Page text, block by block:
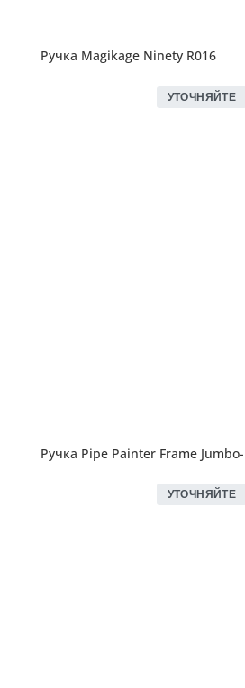
Ручка Magikage Ninety R016
УТОЧНЯЙТЕ
Ручка Pipe Painter Frame
УТОЧНЯЙТЕ